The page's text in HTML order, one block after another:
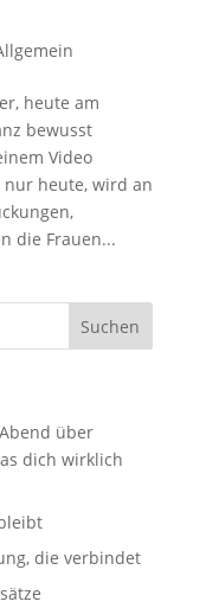
heute am
bewusst
Video
nur heute, wird an
die Frauen...
über
dich wirklich
die verbindet